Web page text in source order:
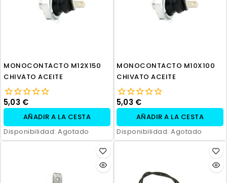
MONOCONTACTO M12X150
CHIVATO ACEITE
5,03 €
AÑADIR A LA CESTA
Disponibilidad: Agotado
MONOCONTACTO M10X100
CHIVATO ACEITE
5,03 €
AÑADIR A LA CESTA
Disponibilidad: Agotado